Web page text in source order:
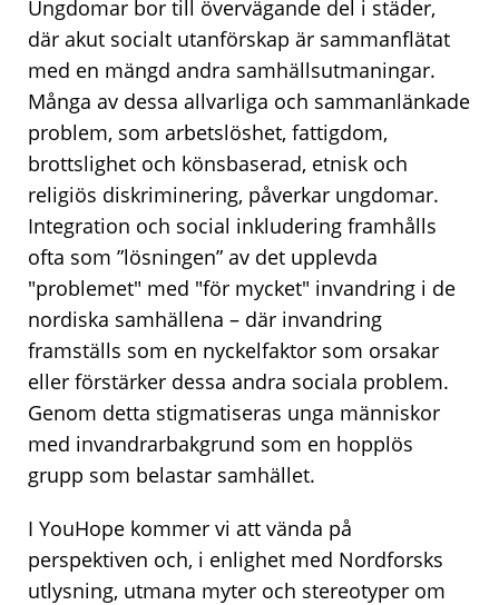
Ungdomar bor till övervägande del i städer,
där akut socialt utanförskap är sammanflätat
med en mängd andra samhällsutmaningar.
Många av dessa allvarliga och sammanlänkade
problem, som arbetslöshet, fattigdom,
brottslighet och könsbaserad, etnisk och
religiös diskriminering, påverkar ungdomar.
Integration och social inkludering framhålls
ofta som ”lösningen” av det upplevda
"problemet" med "för mycket" invandring i de
nordiska samhällena – där invandring
framställs som en nyckelfaktor som orsakar
eller förstärker dessa andra sociala problem.
Genom detta stigmatiseras unga människor
med invandrarbakgrund som en hopplös
grupp som belastar samhället.
I YouHope kommer vi att vända på
perspektiven och, i enlighet med Nordforsks
utlysning, utmana myter och stereotyper om